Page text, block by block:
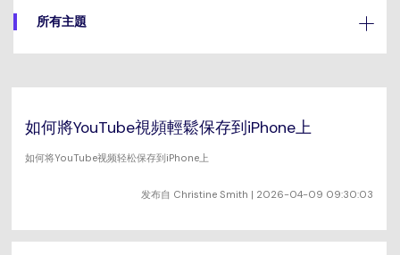
適用於 Mac 系統的免費影片轉換器
創意設計
查找更多解決方案
支援的格式、裝置和 GPU 的完整清單。
最新功能 最新的產品新聞和更新資訊。
search
所有主題
如何將YouTube視頻輕鬆保存到iPhone上
如何将YouTube视频轻松保存到iPhone上
发布自 Christine Smith | 2026-04-09 09:30:03